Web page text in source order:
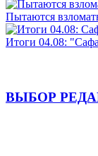
Пытаются
Итоги 04.08:
ВЫБОР